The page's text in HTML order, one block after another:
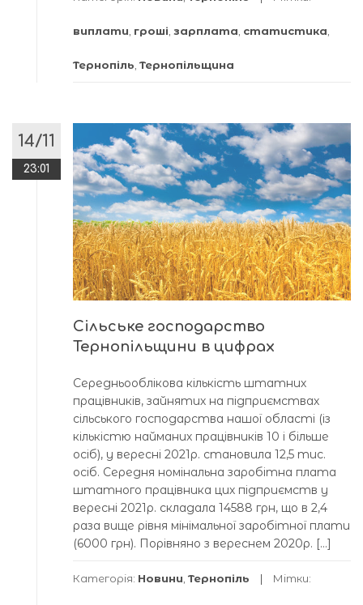
виплати, гроші, зарплата, статистика,
Тернопіль, Тернопільщина
14/11
23:01
Сільське господарство
Тернопільщини в цифрах
Середньооблікова кількість штатних
працівників, зайнятих на підприємствах
сільського господарства нашої області (із
кількістю найманих працівників 10 і більше
осіб), у вересні 2021р. становила 12,5 тис.
осіб. Середня номінальна заробітна плата
штатного працівника цих підприємств у
вересні 2021р. складала 14588 грн, що в 2,4
раза вище рівня мінімальної заробітної плати
(6000 грн). Порівняно з вереснем 2020р. […]
Категорія: Новини, Тернопіль Мітки: